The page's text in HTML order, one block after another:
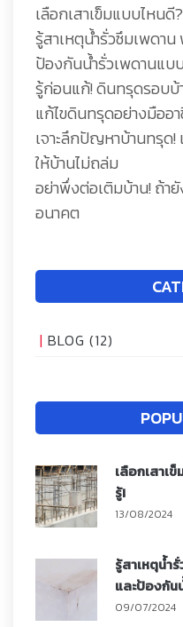
เลือกเสาเข็มแบบไหน
รู้สาเหตุน้ำรั่วซึมเพดา
ป้องกันน้ำรั่วเพดานแบ
รู้ก่อนแก้! ดินทรุดรอบบ้
แก้ไขดินทรุดอย่างมืออ
เจาะลึกปัญหาบ้านทรุด!
ให้บ้านไม่ถล่ม
อย่าพึ่งต่อเติมบ้าน! ถ้า
อนาคต
BLOG (12)
เลือกเสาเ
รู้!
13/08/2024
รู้สาเหตุน้ำ
และป้องกัน
09/07/2024